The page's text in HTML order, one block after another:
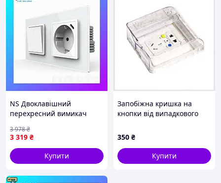
NS Двоклавішний
перехресний вимикач
розеткою та USB Type-C
18Вт, білий, скло, заземл
Nes22/Q
3 319 ₴
3 978₴
Купити
Запобіжна кришка на
кнопки від випадкового
350 ₴
Купити